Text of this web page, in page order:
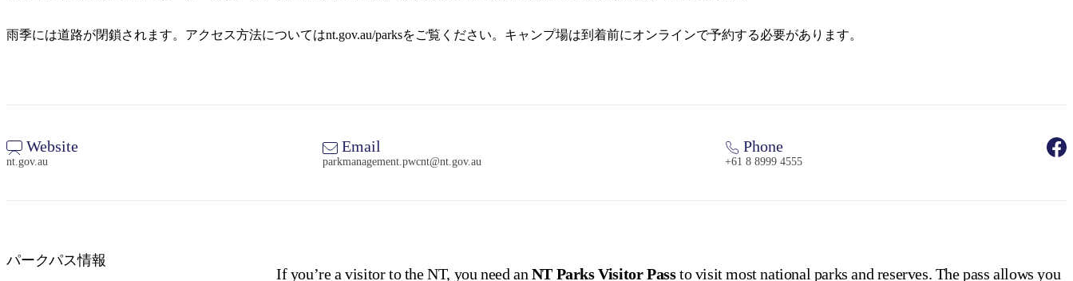
雨季には道路が閉鎖されます。アクセス方法についてはnt.gov.au/parksをご覧ください。キャンプ場は到着前にオンラインで予約する必要があります。
Website
nt.gov.au
Email
parkmanagement.pwcnt@nt.gov.au
Phone
+61 8 8999 4555
パークパス情報
If you’re a visitor to the NT, you need an NT Parks Visitor Passto visit most national parks and reserves. The pass allows you